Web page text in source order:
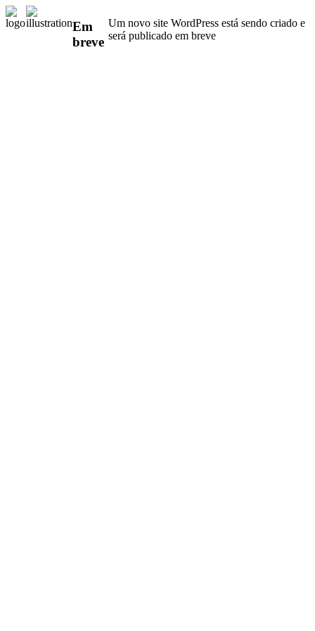
Em
breve
Um novo site WordPress está sendo criado e
será publicado em breve